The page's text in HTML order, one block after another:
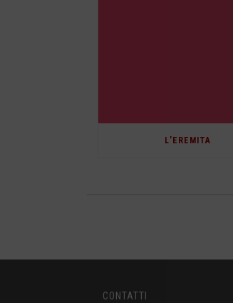
L’EREMITA
CONTATTI